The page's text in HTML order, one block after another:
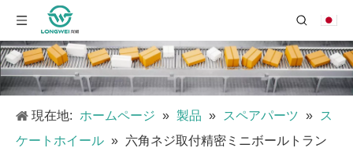
現在地: ホームページ » 製品 » スペアパーツ »
ス
ケートホイール » 六角ネジ取付精密ミニボールトラン